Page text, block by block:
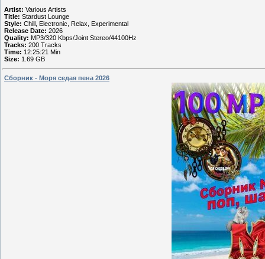
Artist: Various Artists
Title: Stardust Lounge
Style: Chill, Electronic, Relax, Experimental
Release Date: 2026
Quality: MP3/320 Kbps/Joint Stereo/44100Hz
Tracks: 200 Tracks
Time: 12:25:21 Min
Size: 1.69 GB
Cбopник - Мopя ceдaя пeнa 2026